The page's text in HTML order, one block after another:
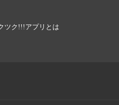
ツク!!!アプリとは